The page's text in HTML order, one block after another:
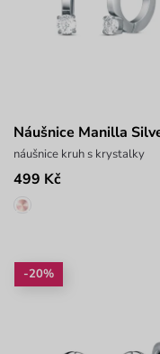
Náušnice Manilla
náušnice kruh s krystalky
499 Kč
-20%